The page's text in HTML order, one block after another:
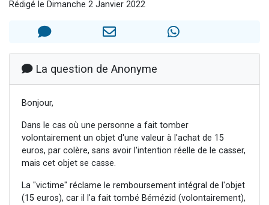
2 personnes viennent de faire un don pour 1 Journée de Vacances Pour les Enfants
Il reste 49 places pour étudier en groupe sur Zoom
2 personnes viennent de nous rejoindre sur WhatsApp
Rédigé le Dimanche 2 Janvier 2022
La question de Anonyme
Bonjour,
Dans le cas où une personne a fait tomber
volontairement un objet d'une valeur à l'achat de 15
euros, par colère, sans avoir l'intention réelle de le casser,
mais cet objet se casse.
La "victime" réclame le remboursement intégral de l'objet
(15 euros), car il l'a fait tombé Bémézid (volontairement),